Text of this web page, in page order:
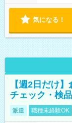
気になる！
【週2日だけ
チェック・検品
派遣 職種未経験OK